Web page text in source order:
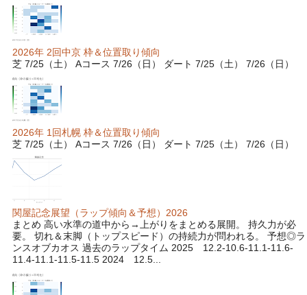
2026年 2回中京 枠＆位置取り傾向
芝 7/25（土） Aコース 7/26（日） ダート 7/25（土） 7/26（日）
2026年 1回札幌 枠＆位置取り傾向
芝 7/25（土） Aコース 7/26（日） ダート 7/25（土） 7/26（日）
関屋記念展望（ラップ傾向＆予想）2026
まとめ 高い水準の道中から→上がりをまとめる展開。 持久力が必
要。 切れ＆末脚（トップスピード）の持続力が問われる。 予想◎ラ
ンスオブカオス 過去のラップタイム 2025 12.2-10.6-11.1-11.6-
11.4-11.1-11.5-11.5 2024 12.5...